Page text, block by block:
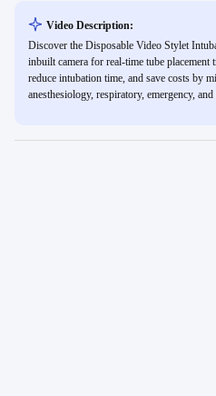
Video Description:
Discover the Disposable Video Stylet
inbuilt camera for real-time tube placement
reduce intubation time, and save costs by
anesthesiology, respiratory, emergency,